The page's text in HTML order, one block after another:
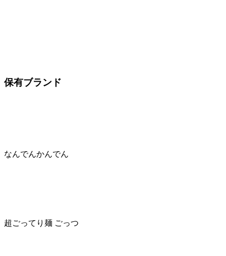
保有ブランド
なんでんかんでん
超ごってり麺 ごっつ